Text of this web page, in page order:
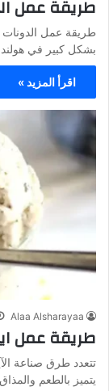
طريقة عمل
طريقة عمل الدونات
بشكل كبير في
اقرأ المزيد »
Alaa Alsharayaa
طريقة عمل
تتعدد طرق صناعة
يتميز بالطعم